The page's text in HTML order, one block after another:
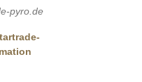
pyro.de